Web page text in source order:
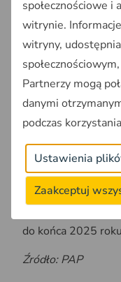
Obszary
zabudowy
Mapie
NaKrajowym
sprawdzić
uzupełnienie
się, czy twoja
w przyszłości.
do końca 2025
Źródło: PAP
społecznościowe i
witrynie.
witryny,
Partnerzy mogą
danymi
podczas
Ustawienia
Zaakceptuj